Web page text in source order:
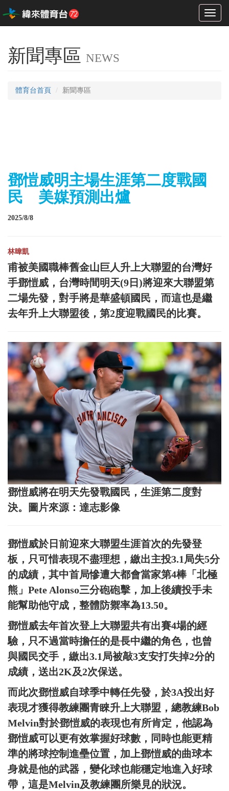
Toggle
新聞專區 NEWS
體育台首頁 新聞專區
鄧愷威明主場生涯第二度戰國
民 美媒預測出爐
2025/8/8
林暐凱
甫被美國職棒舊金山巨人升上大聯盟的台灣好
手鄧愷威，台灣時間明天(9日)將迎來大聯盟第
二場先發，對手將是華盛頓國民，而這也是繼
去年升上大聯盟後，第2度迎戰國民的比賽。
鄧愷威將在明天先發戰國民，生涯第二度對
決。圖片來源：達志影像
鄧愷威於日前迎來大聯盟生涯首次的先發登
板，只可惜表現不盡理想，繳出主投3.1局失5分
的成績，其中首局慘遭大都會當家第4棒「北極
熊」Pete Alonso三分砲砲擊，加上後續投手未
能幫助他守成，整體防禦率為13.50。
鄧愷威去年首次登上大聯盟共有出賽4場的經
驗，只不過當時擔任的是長中繼的角色，也曾
與國民交手，繳出3.1局被敲3支安打失掉2分的
成績，送出2K及2次保送。
而此次鄧愷威自球季中轉任先發，於3A投出好
表現才獲得教練團青睞升上大聯盟，總教練Bob
Melvin對於鄧愷威的表現也有所肯定，他認為
鄧愷威可以更有效掌握好球數，同時也能更精
準的將球控制進壘位置，加上鄧愷威的曲球本
身就是他的武器，變化球也能穩定地進入好球
帶，這是Melvin及教練團所樂見的狀況。